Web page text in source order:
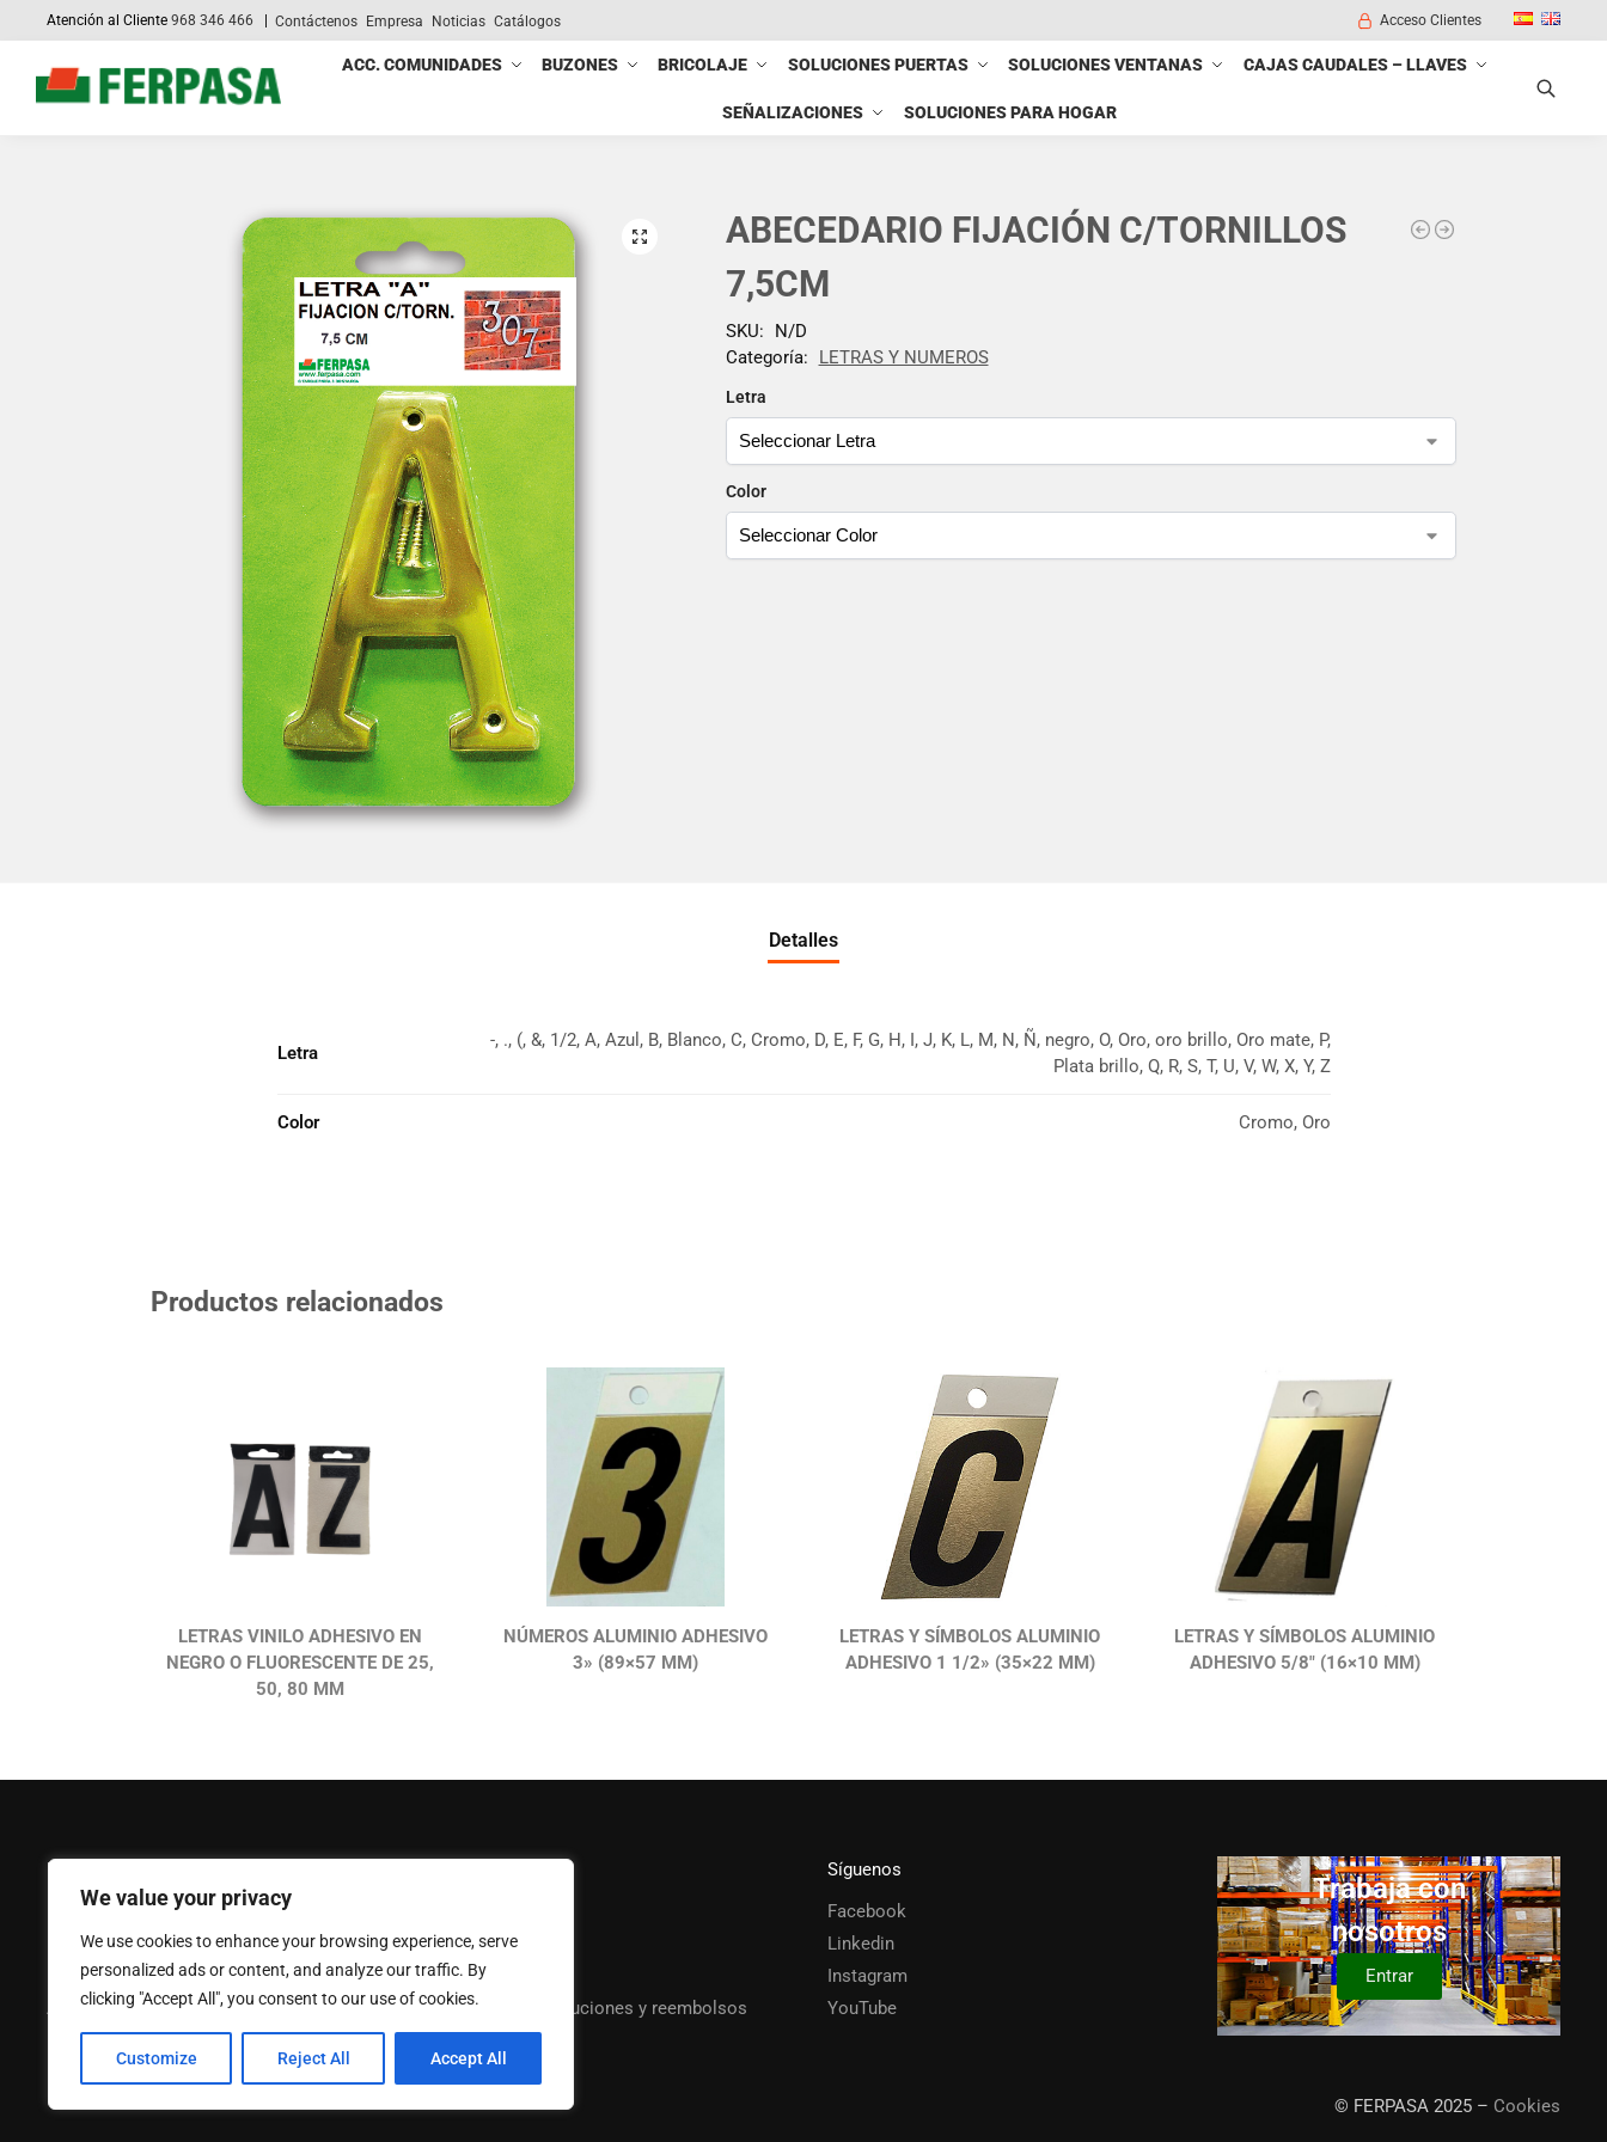
We value your privacy
We use cookies to enhance your browsing experience, serve
personalized ads or content, and analyze our traffic. By
clicking "Accept All", you consent to our use of cookies.
Customize Reject All Accept All
Atención al Cliente968 346 466 Contáctenos Empresa Noticias Catálogos Acceso Clientes
ACC. COMUNIDADES BUZONES BRICOLAJE SOLUCIONES PUERTAS SOLUCIONES VENTANAS CAJAS CAUDALES – LLAVES
SEÑALIZACIONES SOLUCIONES PARA HOGAR
Search
ABECEDARIO FIJACIÓN C/TORNILLOS
7,5CM
Letra
Color
SKU:
N/D
Categoría:
LETRAS Y NUMEROS
Detalles
Letra
-, ., (, &, 1/2, A, Azul, B, Blanco, C, Cromo, D, E, F, G, H, I, J, K, L, M, N, Ñ, negro, O, Oro, oro brillo, Oro mate, P,
Plata brillo, Q, R, S, T, U, V, W, X, Y, Z
Color Cromo, Oro
Productos relacionados
LETRAS VINILO ADHESIVO EN
NEGRO O FLUORESCENTE DE 25,
50, 80 MM
NÚMEROS ALUMINIO ADHESIVO
3» (89×57 MM)
LETRAS Y SÍMBOLOS ALUMINIO
ADHESIVO 1 1/2» (35×22 MM)
LETRAS Y SÍMBOLOS ALUMINIO
ADHESIVO 5/8″ (16×10 MM)
FERPASA
Empresa
Noticias
Política de privacidad
Aviso legal
Contáctanos
Catálogo
Política de devoluciones y reembolsos
Síguenos
Facebook
Linkedin
Instagram
YouTube
Trabaja con
nosotros
Entrar
© FERPASA 2025 – Cookies